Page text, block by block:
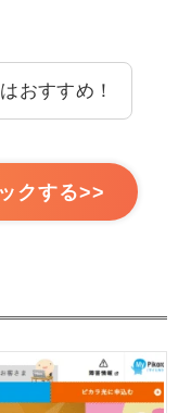
おすすめ！
クする>>